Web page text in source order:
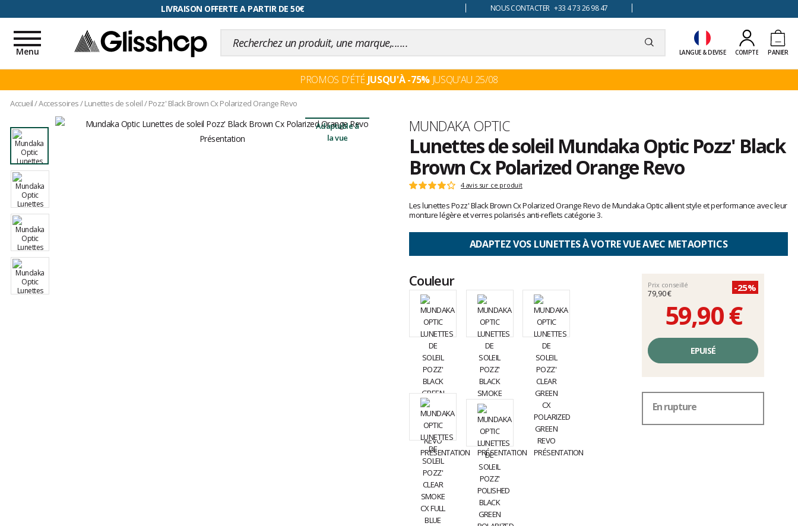
RETOUR FACILITÉ, 100 jours pour changer d'avis NOUS CONTACTER +33 4 73 26 98 47
LANGUE & DEVISE COMPTE PANIER
Toggle
navigation
Menu
PROMOS D'ÉTÉ JUSQU'À -75%JUSQU'AU 25/08
Accueil/Accessoires/Lunettes de soleil/Pozz' Black Brown Cx Polarized Orange Revo
Adaptable à
la vue
Marque
MUNDAKA OPTIC
Lunettes de soleil Mundaka Optic Pozz' Black
Brown Cx Polarized Orange Revo
Les
clients
Note
:
4
sur
5
4 avis sur ce produit
Les lunettes Pozz' Black Brown Cx Polarized Orange Revo de Mundaka Optic allient style et performance avec leur
monture légère et verres polarisés anti-reflets catégorie 3.
ADAPTEZ VOS LUNETTES À VOTRE VUE AVEC METAOPTICS
Couleur Prix conseillé
79,90 €
-25%
59,90 €
Prix
unitaire,
hors
frais
EPUISÉ
En rupture